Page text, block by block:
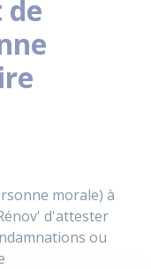
morale) à
d'attester
ou